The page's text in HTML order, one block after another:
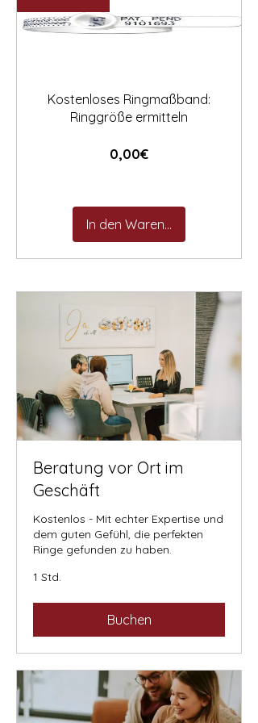
Kostenloses Ringmaßband:
Ringgröße ermitteln
0,00€Preis
In den Warenkorb
Beratung vor Ort im
Geschäft
Kostenlos - Mit echter Expertise und
dem guten Gefühl, die perfekten
Ringe gefunden zu haben.
1 Std.
Buchen